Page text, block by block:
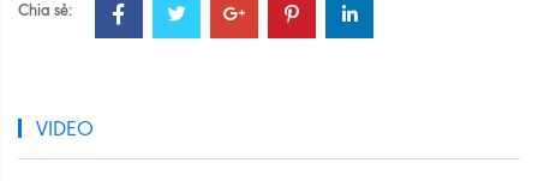
Chia sẻ:
VIDEO